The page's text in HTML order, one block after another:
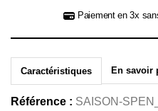
Paiement en 3x
Caractéristiques En savoir
Référence : SAISON-